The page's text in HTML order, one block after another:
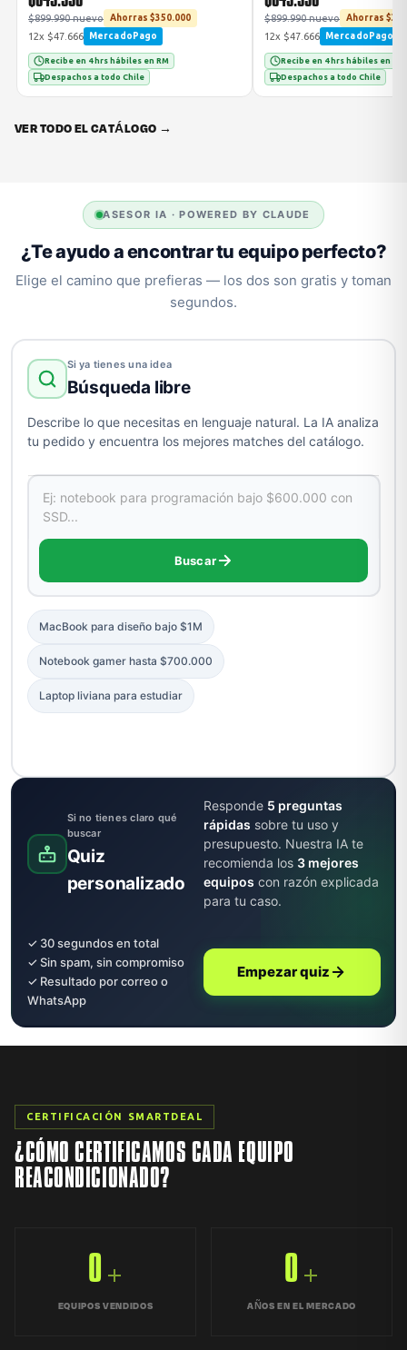
$899.990 nuevo Ahorras $350.000
12x $47.666 MercadoPago
Recibe en 4 hrs hábiles en RM
Despachos a todo Chile
$899.990 nuevo Ahorras
12x $47.666 MercadoPago
Recibe en 4 hrs hábiles en RM
Despachos a todo Chile
VER TODO EL CATÁLOGO →
ASESOR IA · POWERED BY CLAUDE
¿Te ayudo a encontrar tu equipo perfecto?
Elige el camino que prefieras — los dos son gratis y toman
segundos.
Si ya tienes una idea
Búsqueda libre
Describe lo que necesitas en lenguaje natural. La IA analiza
tu pedido y encuentra los mejores matches del catálogo.
Describe lo que buscas
Buscar
MacBook para diseño bajo $1M
Notebook gamer hasta $700.000
Laptop liviana para estudiar
Si no tienes claro qué
buscar
Quiz
personalizado
Responde 5 preguntas
rápidas sobre tu uso y
presupuesto. Nuestra IA te
recomienda los 3 mejores
equipos con razón explicada
para tu caso.
✓ 30 segundos en total
✓ Sin spam, sin compromiso
✓ Resultado por correo o
WhatsApp
Empezar quiz
CERTIFICACIÓN SMARTDEAL
¿CÓMO CERTIFICAMOS CADA EQUIPO
REACONDICIONADO?
0 +
EQUIPOS VENDIDOS
0 +
AÑOS EN EL MERCADO